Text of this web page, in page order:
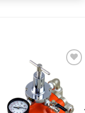
Add to
wishlist